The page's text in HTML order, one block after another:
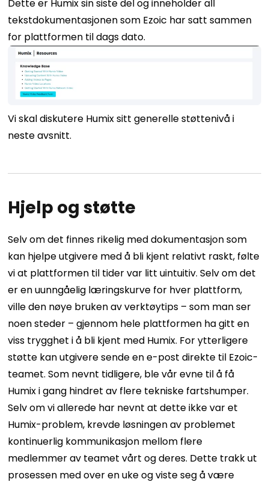
Dette er Humix sin siste del og inneholder all
tekstdokumentasjonen som Ezoic har satt sammen
for plattformen til dags dato.
Vi skal diskutere Humix sitt generelle støttenivå i
neste avsnitt.
Hjelp og støtte
Selv om det finnes rikelig med dokumentasjon som
kan hjelpe utgivere med å bli kjent relativt raskt, følte
vi at plattformen til tider var litt uintuitiv. Selv om det
er en uunngåelig læringskurve for hver plattform,
ville den nøye bruken av verktøytips – som man ser
noen steder – gjennom hele plattformen ha gitt en
viss trygghet i å bli kjent med Humix. For ytterligere
støtte kan utgivere sende en e-post direkte til Ezoic-
teamet. Som nevnt tidligere, ble vår evne til å få
Humix i gang hindret av flere tekniske fartshumper.
Selv om vi allerede har nevnt at dette ikke var et
Humix-problem, krevde løsningen av problemet
kontinuerlig kommunikasjon mellom flere
medlemmer av teamet vårt og deres. Dette trakk ut
prosessen med over en uke og viste seg å være